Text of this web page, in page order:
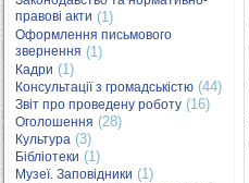
правові акти (1)
Оформлення письмового
звернення (1)
Кадри (1)
Консультації з громадськістю (44)
Звіт про проведену роботу (16)
Оголошення (28)
Культура (3)
Бібліотеки (1)
Музеї. Заповідники (1)